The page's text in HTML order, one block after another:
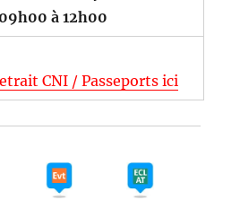
à 12h00
CNI / Passeports ici